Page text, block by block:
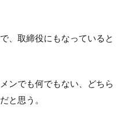
、取締役にもなっていると
ンでも何でもない、どちら
と思う。